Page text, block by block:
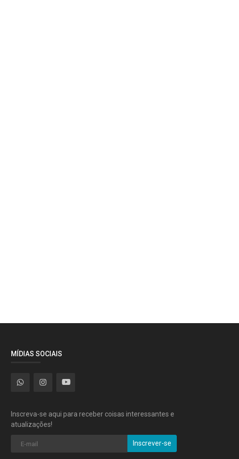
MÍDIAS SOCIAIS
Inscreva-se aqui para receber coisas interessantes e
atualizações!
Inscrever-se